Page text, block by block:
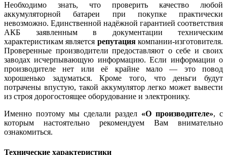
Необходимо знать, что проверить качество любой
аккумуляторной батареи при покупке практически
невозможно. Единственной надёжной гарантией соответствия
АКБ заявленным в документации техническим
характеристикам является репутациякомпании-изготовителя.
Проверенные производители предоставляют о себе и своих
заводах исчерпывающую информацию. Если информации о
производителе нет или её крайне мало — это повод
хорошенько задуматься. Кроме того, что деньги будут
потрачены впустую, такой аккумулятор легко может вывести
из строя дорогостоящее оборудование и электронику.
Именно поэтому мы сделали раздел «О производителе», с
которым настоятельно рекомендуем Вам внимательно
ознакомиться.
Технические характеристики